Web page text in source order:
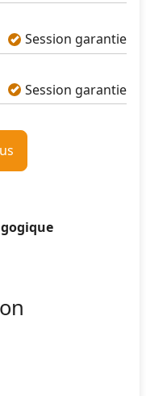
Session garantie
Session garantie